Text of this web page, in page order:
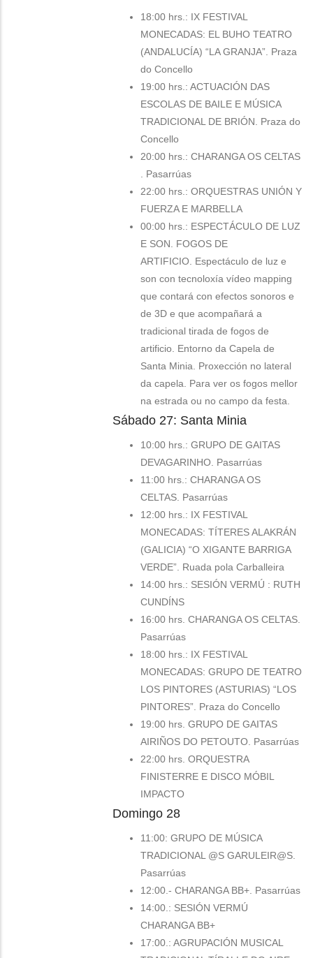
18:00 hrs.: IX FESTIVAL
MONECADAS: EL BUHO TEATRO
(ANDALUCÍA) “LA GRANJA”. Praza
do Concello
19:00 hrs.: ACTUACIÓN DAS
ESCOLAS DE BAILE E MÚSICA
TRADICIONAL DE BRIÓN. Praza do
Concello
20:00 hrs.: CHARANGA OS CELTAS
. Pasarrúas
22:00 hrs.: ORQUESTRAS UNIÓN Y
FUERZA E MARBELLA
00:00 hrs.: ESPECTÁCULO DE LUZ
E SON. FOGOS DE
ARTIFICIO Espectáculo de luz e
son con tecnoloxía vídeo mapping
que contará con efectos sonoros e
de 3D e que acompañará a
tradicional tirada de fogos de
artificio.
Entorno da Capela de
Santa Minia. Proxección no lateral
da capela. Para ver os fogos mellor
na estrada ou no campo da festa.
Sábado 27: Santa Minia
10:00 hrs.: GRUPO DE GAITAS
DEVAGARINHO. Pasarrúas
11:00 hrs.: CHARANGA OS
CELTAS. Pasarrúas
12:00 hrs.: IX FESTIVAL
MONECADAS: TÍTERES ALAKRÁN
(GALICIA) “O XIGANTE BARRIGA
VERDE”. Ruada pola Carballeira
14:00 hrs.: SESIÓN VERMÚ : RUTH
CUNDÍNS
16:00 hrs. CHARANGA OS CELTAS.
Pasarrúas
18:00 hrs.: IX FESTIVAL
MONECADAS: GRUPO DE TEATRO
LOS PINTORES (ASTURIAS) “LOS
PINTORES”. Praza do Concello
19:00 hrs. GRUPO DE GAITAS
AIRIÑOS DO PETOUTO. Pasarrúas
22:00 hrs. ORQUESTRA
FINISTERRE E DISCO MÓBIL
IMPACTO
Domingo 28
11:00: GRUPO DE MÚSICA
TRADICIONAL @S GARULEIR@S.
Pasarrúas
12:00.- CHARANGA BB+. Pasarrúas
14:00.: SESIÓN VERMÚ
CHARANGA BB+
17:00.: AGRUPACIÓN MUSICAL